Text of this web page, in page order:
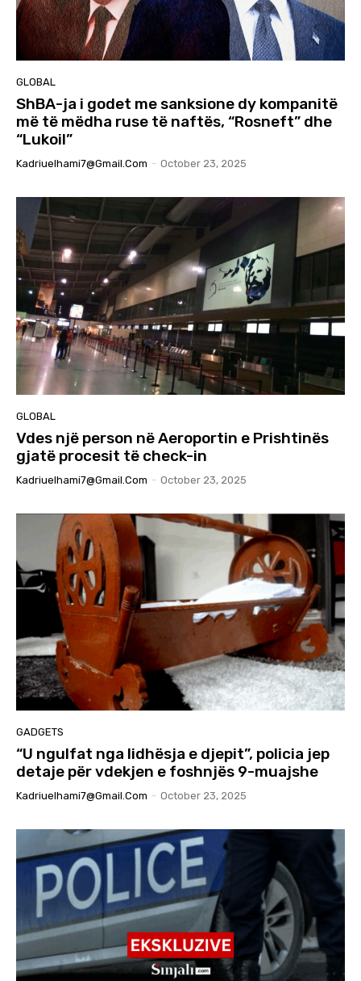
GLOBAL
ShBA-ja i godet me sanksione dy kompanitë
më të mëdha ruse të naftës, “Rosneft” dhe
“Lukoil”
Kadriuelhami7@gmail.com - October 23, 2025
GLOBAL
Vdes një person në Aeroportin e Prishtinës
gjatë procesit të check-in
Kadriuelhami7@gmail.com - October 23, 2025
GADGETS
“U ngulfat nga lidhësja e djepit”, policia jep
detaje për vdekjen e foshnjës 9-muajshe
Kadriuelhami7@gmail.com - October 23, 2025